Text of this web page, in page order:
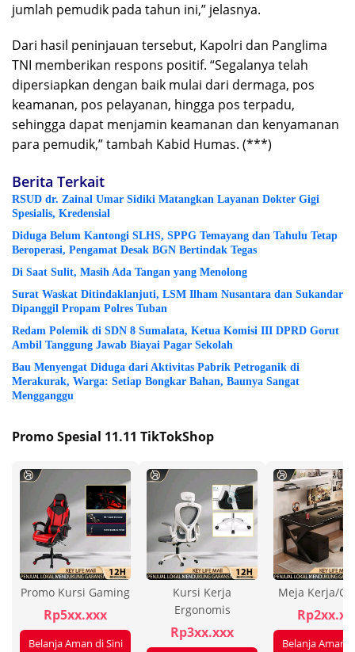
jumlah pemudik pada tahun ini,” jelasnya.
Dari hasil peninjauan tersebut, Kapolri dan Panglima
TNI memberikan respons positif. “Segalanya telah
dipersiapkan dengan baik mulai dari dermaga, pos
keamanan, pos pelayanan, hingga pos terpadu,
sehingga dapat menjamin keamanan dan kenyamanan
para pemudik,” tambah Kabid Humas. (***)
Berita Terkait
RSUD dr. Zainal Umar Sidiki Matangkan Layanan Dokter Gigi
Spesialis, Kredensial
Diduga Belum Kantongi SLHS, SPPG Temayang dan Tahulu Tetap
Beroperasi, Pengamat Desak BGN Bertindak Tegas
Di Saat Sulit, Masih Ada Tangan yang Menolong
Surat Waskat Ditindaklanjuti, LSM Ilham Nusantara dan Sukandar
Dipanggil Propam Polres Tuban
Redam Polemik di SDN 8 Sumalata, Ketua Komisi III DPRD Gorut
Ambil Tanggung Jawab Biayai Pagar Sekolah
Bau Menyengat Diduga dari Aktivitas Pabrik Petroganik di
Merakurak, Warga: Setiap Bongkar Bahan, Baunya Sangat
Mengganggu
Promo Spesial 11.11 TikTokShop
Promo Kursi Gaming
Rp5xx.xxx
Belanja Aman di Sini
Kursi Kerja
Ergonomis
Rp3xx.xxx
Meja Kerja/
Belanja Aman